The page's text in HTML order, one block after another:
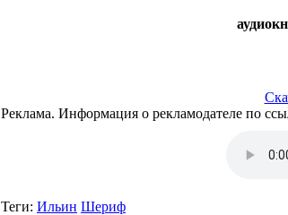
Реклама. Информация о рекламодателе по
Теги: Ильин Шериф